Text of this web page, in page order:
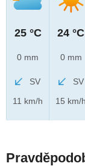
25 °C
0 mm
SV
11 km/h
24 °C
0 mm
SV
15 km/h